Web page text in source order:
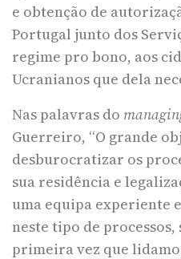
e obtenção de
Portugal junto dos
regime pro bono, aos
Ucranianos que dela
Nas palavras do
Guerreiro, “O grande
desburocratizar os
sua residência e
uma equipa experiente
neste tipo de processos,
primeira vez que